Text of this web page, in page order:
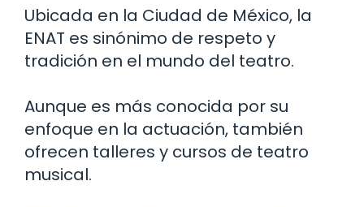
Ubicada en la Ciudad de México, la
ENAT es sinónimo de respeto y
tradición en el mundo del teatro.
Aunque es más conocida por su
enfoque en la actuación, también
ofrecen talleres y cursos de teatro
musical.